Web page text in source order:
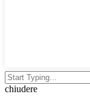
chiudere